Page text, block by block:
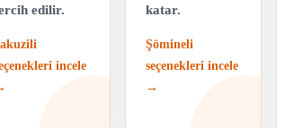
edilir.
incele
katar.
Şömineli
seçenekleri incele
→